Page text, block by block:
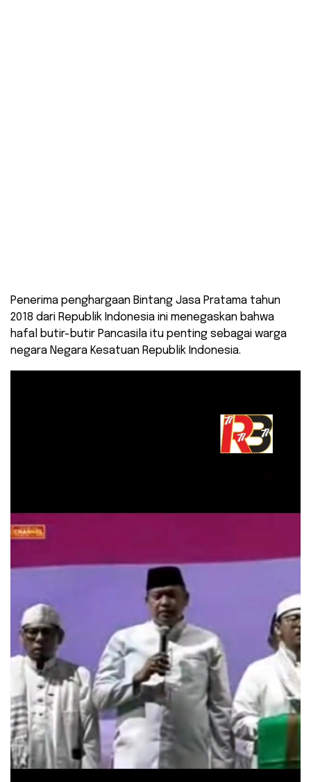
Penerima penghargaan Bintang Jasa Pratama tahun
2018 dari Republik Indonesia ini menegaskan bahwa
hafal butir-butir Pancasila itu penting sebagai warga
negara Negara Kesatuan Republik Indonesia.